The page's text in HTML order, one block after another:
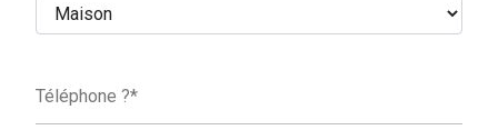
Téléphone ?*